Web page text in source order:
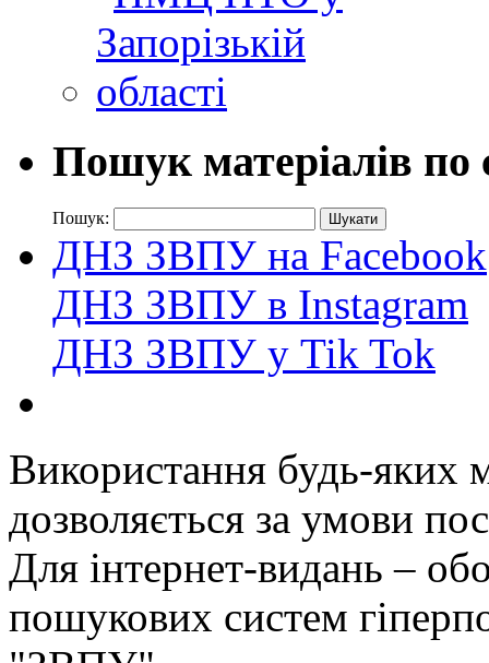
Пошук матеріалів по
Пошук:
ДНЗ ЗВПУ на Facebook
ДНЗ ЗВПУ в Instagram
ДНЗ ЗВПУ у Tik Tok
Використання будь-яких
дозволяється за умови
Для інтернет-видань –
пошукових систем